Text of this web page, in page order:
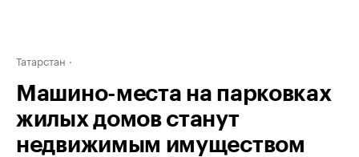
Татарстан
Машино-места на парковках
жилых домов станут
недвижимым имуществом